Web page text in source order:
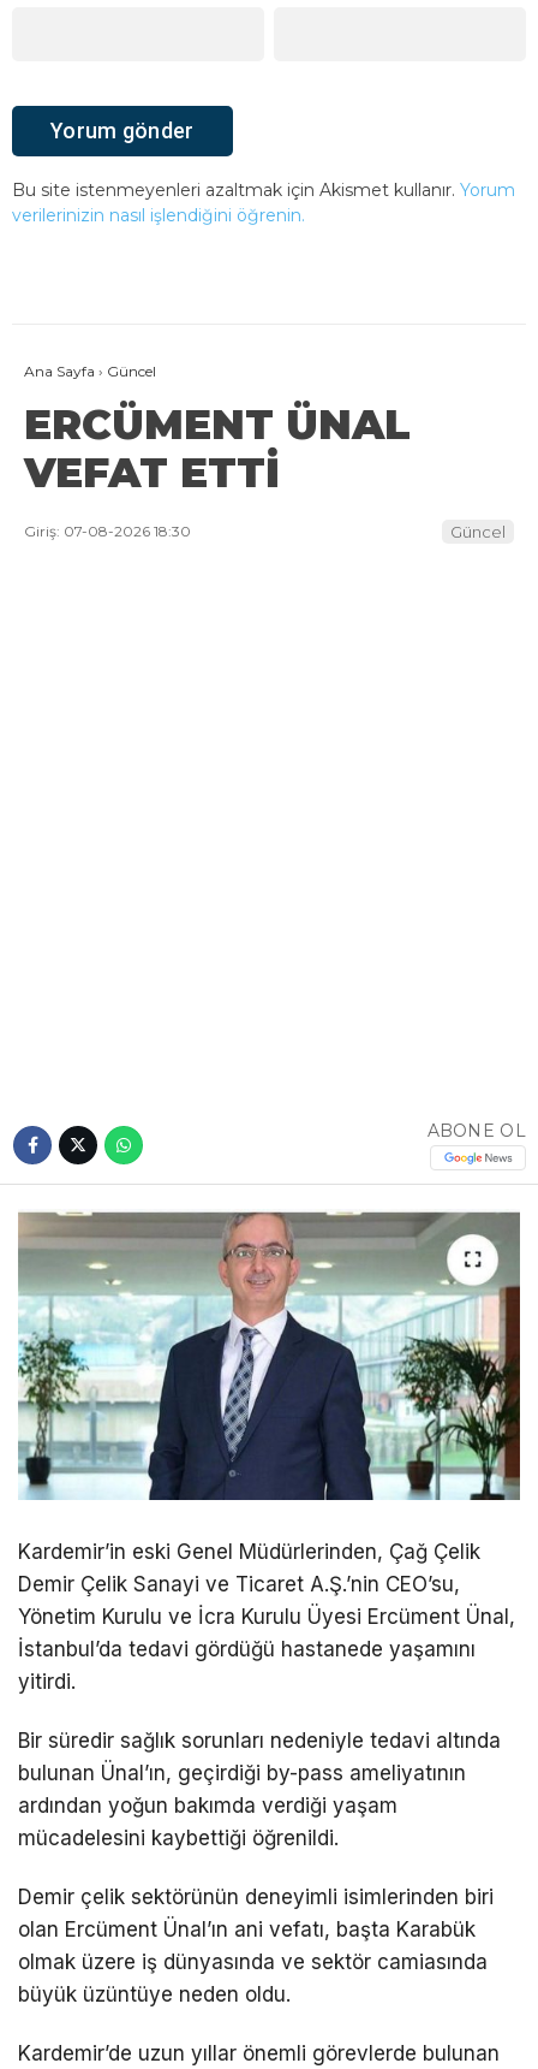
Bu site istenmeyenleri azaltmak için Akismet kullanır. Yorum
verilerinizin nasıl işlendiğini öğrenin.
Ana Sayfa › Güncel
ERCÜMENT ÜNAL
VEFAT ETTİ
Giriş: 07-08-2026 18:30 Güncel
ABONE OL
Kardemir’in eski Genel Müdürlerinden, Çağ Çelik
Demir Çelik Sanayi ve Ticaret A.Ş.’nin CEO’su,
Yönetim Kurulu ve İcra Kurulu Üyesi Ercüment Ünal,
İstanbul’da tedavi gördüğü hastanede yaşamını
yitirdi.
Bir süredir sağlık sorunları nedeniyle tedavi altında
bulunan Ünal’ın, geçirdiği by-pass ameliyatının
ardından yoğun bakımda verdiği yaşam
mücadelesini kaybettiği öğrenildi.
Demir çelik sektörünün deneyimli isimlerinden biri
olan Ercüment Ünal’ın ani vefatı, başta Karabük
olmak üzere iş dünyasında ve sektör camiasında
büyük üzüntüye neden oldu.
Kardemir’de uzun yıllar önemli görevlerde bulunan